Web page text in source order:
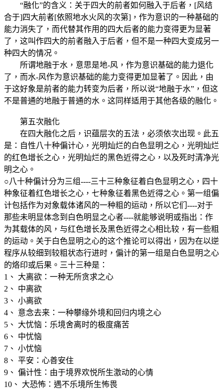
“融化”的含义：关于四大的前者如何融入于后者，[风结
合于]四大前者[依照地水火风的次第]，作为意识的一种基础的
能力消失了，而代替其作用的四大后者的能力变得更为显著
了，这叫作四大的前者融入于后者，但不是一种四大变成另一
种四大的情况。
所谓地融于水，意思是地-风，作为意识基础的能力退化
了，而水-风作为意识基础的能力变得更加显著了。因此，由
于这好象是前者的能力转变为后者，所以说“地融于水”，但这
不是普通的地融于普通的水。这同样适用于其他各级的融化。
第五次融化
在四大融化之后，识蕴层次的五法，必须依次出现。此五
是：自性八十种偏计心，光明灿烂的白色显明之心，光明灿烂
的红色增长之心，光明灿烂的黑色近得之心，以及死时清净光
明之心。
○八十种偏计分为三组----三十三种象征着白色显明之心，四十
种象征着红色增长之心，七种象征着黑色近得之心。第一组偏
计包括作为对象载体诸风的一种粗的运动，所以它们----对于
那些未明显体念到白色明显之心者----就能够说明或指出：作
为其载体的风，与红色增长及黑色近得之心相比较，有一些粗
的运动。关于白色显明之心的这个推论可以得出，因为在以逆
程序从较细到较粗状态行进时，偏计的第一组是白色显明之心
的烙印或后果。三十三种是：
1、 大离欲：一种无所贪求之心
2、 中离欲
3、 小离欲
4、 意念去来：一种攀缘外境和回归内境之心
5、 大忧恼：乐境舍离时的极度痛苦
6、 中忧恼
7、 小忧恼
8、 平安：心善安住
9、 偏计性：由于境界欢悦所生激动的心情
10、 大恐怖：遇不乐境所生怖畏